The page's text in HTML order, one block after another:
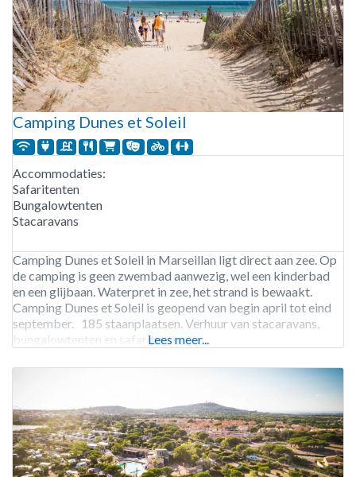
Camping Dunes et Soleil
Accommodaties:
Safaritenten
Bungalowtenten
Stacaravans
Camping Dunes et Soleil in Marseillan ligt direct aan zee. Op
de camping is geen zwembad aanwezig, wel een kinderbad
en een glijbaan. Waterpret in zee, het strand is bewaakt.
Camping Dunes et Soleil is geopend van begin april tot eind
september. 185 staanplaatsen. Verhuur van stacaravans,
bungalowtenten en safaritenten.
Lees meer...